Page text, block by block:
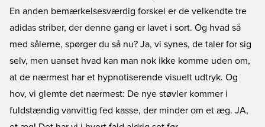
En anden bemærkelsesværdig forskel er de velkendte tre
adidas striber, der denne gang er lavet i sort. Og hvad så
med sålerne, spørger du så nu? Ja, vi synes, de taler for sig
selv, men uanset hvad kan man nok ikke komme uden om,
at de nærmest har et hypnotiserende visuelt udtryk. Og
hov, vi glemte det nærmest: De nye støvler kommer i
fuldstændig vanvittig fed kasse, der minder om et æg. JA,